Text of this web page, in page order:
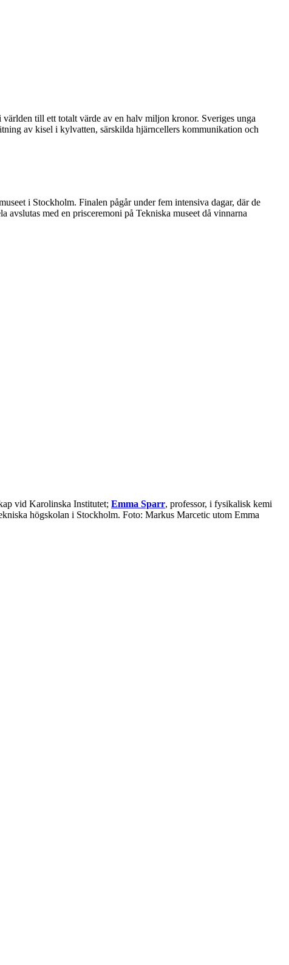
till ett totalt värde av en halv miljon kronor. Sveriges unga
av kisel i kylvatten, särskilda hjärncellers kommunikation och
i Stockholm. Finalen pågår under fem intensiva dagar, där de
avslutas med en prisceremoni på Tekniska museet då vinnarna
vid Karolinska Institutet; Emma Sparr, professor, i fysikalisk kemi
högskolan i Stockholm. Foto: Markus Marcetic utom Emma